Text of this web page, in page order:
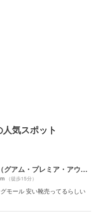
気スポット
Guam Premier Outlets（グアム・プレミア・アウトレット）
（徒歩15分）
モール 安い靴売ってるらしい